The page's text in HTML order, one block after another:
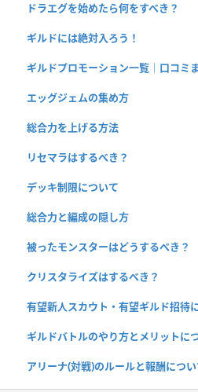
ドラエグを始めたら何をすべき？
ギルドには絶対入ろう！
ギルドプロモーション一覧｜口コミ
エッグジェムの集め方
総合力を上げる方法
リセマラはするべき？
デッキ制限について
総合力と編成の隠し方
被ったモンスターはどうするべき？
クリスタライズはするべき？
有望新人スカウト・有望ギルド招待
ギルドバトルのやり方とメリットに
アリーナ(対戦)のルールと報酬につ